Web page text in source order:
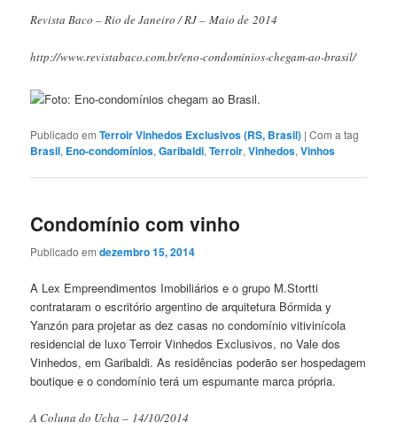
Revista Baco – Rio de Janeiro / RJ – Maio de 2014
http://www.revistabaco.com.br/eno-condominios-chegam-ao-brasil/
Publicado em Terroir Vinhedos Exclusivos (RS, Brasil) |Com a tag
Brasil, Eno-condomínios,Garibaldi,Terroir,Vinhedos,Vinhos
Condomínio com vinho
Publicado emdezembro 15, 2014
A Lex Empreendimentos Imobiliários e o grupo M.Stortti
contrataram o escritório argentino de arquitetura Bórmida y
Yanzón para projetar as dez casas no condomínio vitivinícola
residencial de luxo Terroir Vinhedos Exclusivos, no Vale dos
Vinhedos, em Garibaldi. As residências poderão ser hospedagem
boutique e o condomínio terá um espumante marca própria.
A Coluna do Ucha – 14/10/2014